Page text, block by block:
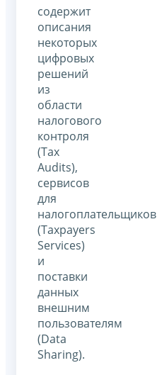
содержит
описания
некоторых
цифровых
решений
из
области
налогового
контроля
(Tax
Audits),
сервисов
для
налогоплательщиков
(Taxpayers
Services)
и
поставки
данных
внешним
пользователям
(Data
Sharing).